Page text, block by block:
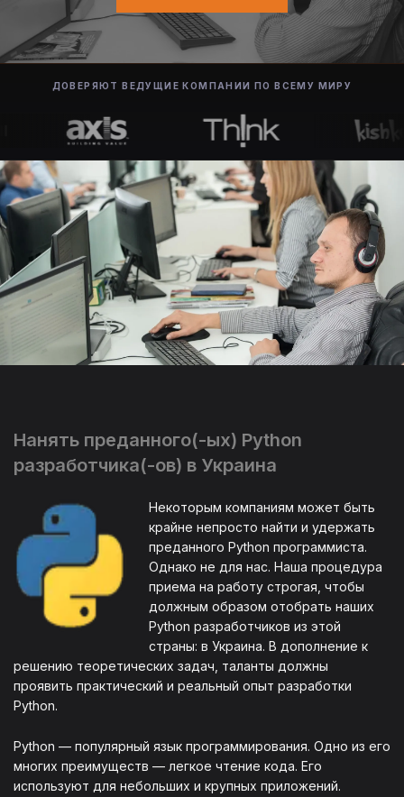
ДОВЕРЯЮТ ВЕДУЩИЕ КОМПАНИИ ПО ВСЕМУ МИРУ
Нанять преданного(-ых) Python
разработчика(-ов) в Украина
Некоторым компаниям может быть
крайне непросто найти и удержать
преданного Python программиста.
Однако не для нас. Наша процедура
приема на работу строгая, чтобы
должным образом отобрать наших
Python разработчиков из этой
страны: в Украина. В дополнение к
решению теоретических задач, таланты должны
проявить практический и реальный опыт разработки
Python.
Python — популярный язык программирования. Одно из его
многих преимуществ — легкое чтение кода. Его
используют для небольших и крупных приложений.